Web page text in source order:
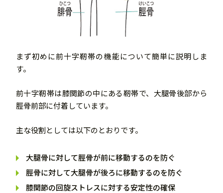
まず初めに前十字靭帯の機能について簡単に説明しま
す。
前十字靭帯は膝関節の中にある靭帯で、大腿骨後部から
脛骨前部に付着しています。
主な役割としては以下のとおりです。
大腿骨に対して脛骨が前に移動するのを防ぐ
脛骨に対して大腿骨が後ろに移動するのを防ぐ
膝関節の回旋ストレスに対する安定性の確保